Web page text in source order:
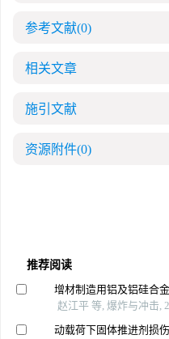
参考文献(0)
相关文章
施引文献
资源附件(0)
推荐阅读
增材制造用铝及铝硅合
赵江平 等, 爆炸与冲击,
动载荷下固体推进剂损